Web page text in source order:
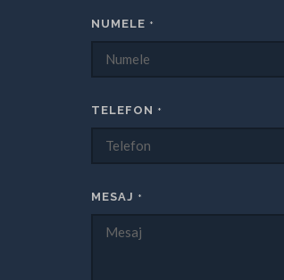
NUMELE *
TELEFON *
MESAJ *